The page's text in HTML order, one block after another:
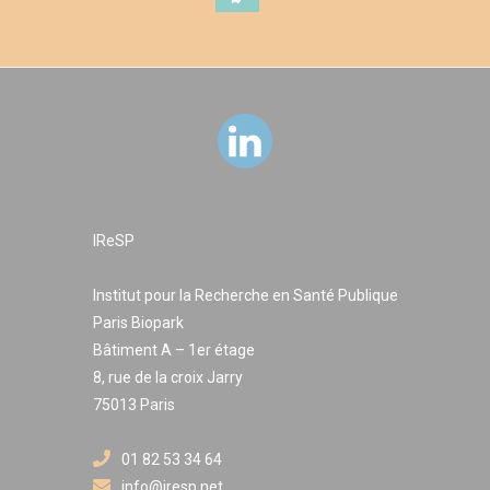
sociale, c’est le périmètre de l’intervention qu’il s’agit
particulièrement mettre en évidence les discontinuités
traitant de l’hétérogénéité des restes à charge, objet
central des enquêtes CARe-Seniors, et de leur inégale
répartition au sein de la population
IReSP
Institut pour la Recherche en Santé Publique
Paris Biopark
Bâtiment A – 1er étage
8, rue de la croix Jarry
75013 Paris
01 82 53 34 64
info@iresp.net